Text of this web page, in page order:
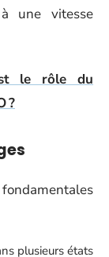
une vitesse
le rôle du
?
plusieurs états